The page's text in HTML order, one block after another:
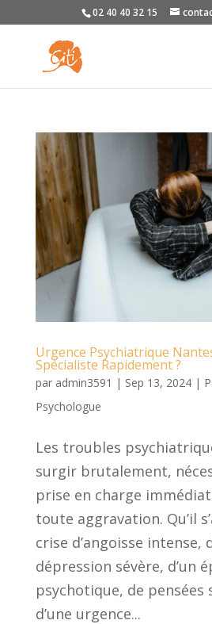
02 40 40 32 15
Urgence Psychiatrique
Spécialiste Rapidement ?
par admin3591 | Sep 13, 2024|
Psychologue
Les troubles
surgir brutalement,
prise en charge
toute aggravation. Qu’il
crise d’angoisse intense,
dépression sévère, d’un
psychotique, de pensées
d’une urgence...